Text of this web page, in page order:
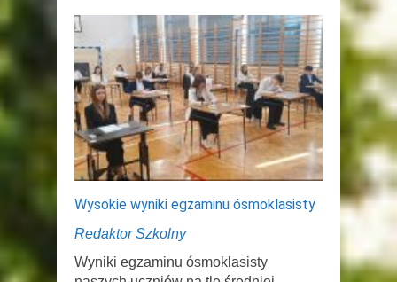
Wysokie wyniki egzaminu ósmoklasisty
Redaktor Szkolny
Wyniki egzaminu ósmoklasisty